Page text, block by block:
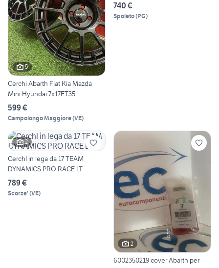
5
Cerchi Abarth Fiat Kia Mazda
Mini Hyundai 7x17ET35
599 €
Campolongo Maggiore(VE)
740 €
Spoleto(PG)
2
CerchI in lega da 17 TEAM
DYNAMICS PRO RACE LT
789 €
Scorze' (VE)
2
6002350219 cover Abarth per